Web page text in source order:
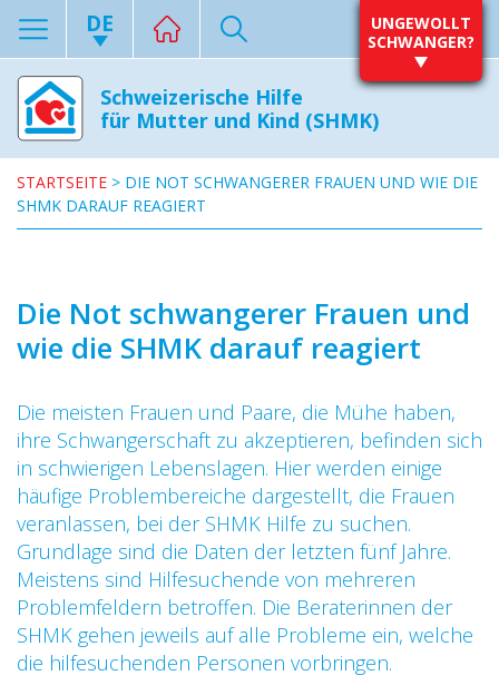
DE
UNGEWOLLT
SCHWANGER?
Schweizerische Hilfe
für Mutter und Kind (SHMK)
STARTSEITE > DIE NOT SCHWANGERER FRAUEN UND WIE DIE
SHMK DARAUF REAGIERT
Die Not schwangerer Frauen und
wie die SHMK darauf reagiert
Die meisten Frauen und Paare, die Mühe haben,
ihre Schwangerschaft zu akzeptieren, befinden sich
in schwierigen Lebenslagen. Hier werden einige
häufige Problembereiche dargestellt, die Frauen
veranlassen, bei der SHMK Hilfe zu suchen.
Grundlage sind die Daten der letzten fünf Jahre.
Meistens sind Hilfesuchende von mehreren
Problemfeldern betroffen. Die Beraterinnen der
SHMK gehen jeweils auf alle Probleme ein, welche
die hilfesuchenden Personen vorbringen.